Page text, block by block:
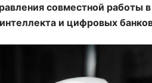
совместной работы
и цифровых